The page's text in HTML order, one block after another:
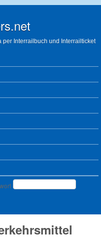
per Interrailbuch und Interrailticket